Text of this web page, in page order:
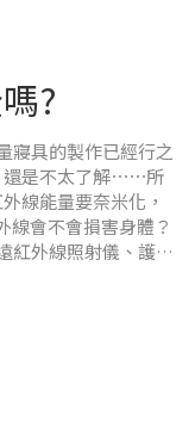
?
寢具的製作已經行之
還是不太了解⋯⋯所
線能量要奈米化，
線會不會損害身體？
紅外線照射儀、護具
奈米化材料 是讓能
在寢具選擇上，記